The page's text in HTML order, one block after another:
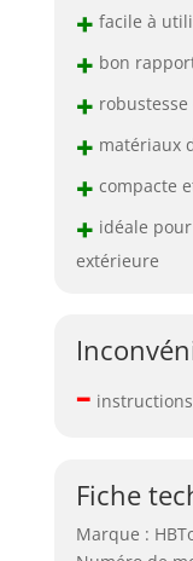
+ facile à
+ bon
+
+ matériaux
+ compacte
+ idéale
extérieure
–
Fiche
Marque :